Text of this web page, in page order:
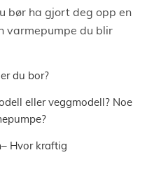
bør ha gjort deg opp en
varmepumpe du blir
du bor?
eller veggmodell? Noe
– Hvor kraftig